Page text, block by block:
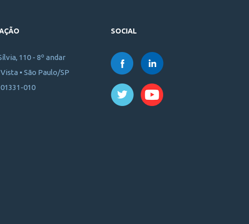
110 - 8º andar
• São Paulo/SP
01331-010
SOCIAL